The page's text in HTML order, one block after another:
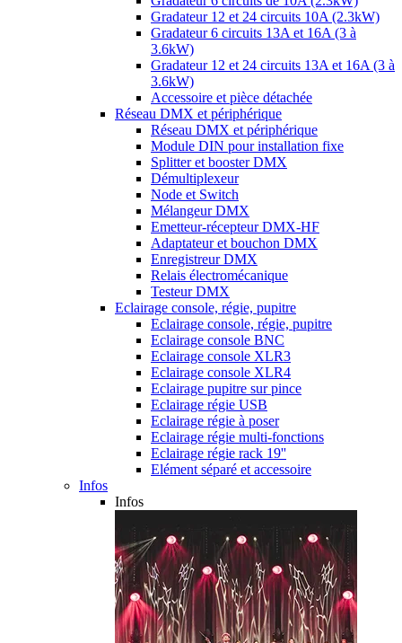
Gradateur 12 et 24 circuits 10A (2.3kW)
Gradateur 6 circuits 13A et 16A (3 à
3.6kW)
Gradateur 12 et 24 circuits 13A et 16A (3 à
3.6kW)
Accessoire et pièce détachée
Réseau DMX et périphérique
Réseau DMX et périphérique
Module DIN pour installation fixe
Splitter et booster DMX
Démultiplexeur
Node et Switch
Mélangeur DMX
Emetteur-récepteur DMX-HF
Adaptateur et bouchon DMX
Enregistreur DMX
Relais électromécanique
Testeur DMX
Eclairage console, régie, pupitre
Eclairage console, régie, pupitre
Eclairage console BNC
Eclairage console XLR3
Eclairage console XLR4
Eclairage pupitre sur pince
Eclairage régie USB
Eclairage régie à poser
Eclairage régie multi-fonctions
Eclairage régie rack 19''
Elément séparé et accessoire
Infos
Infos